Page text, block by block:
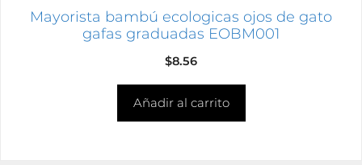
Mayorista bambú ecologicas ojos de gato
gafas graduadas EOBM001
$8.56
Añadir al carrito